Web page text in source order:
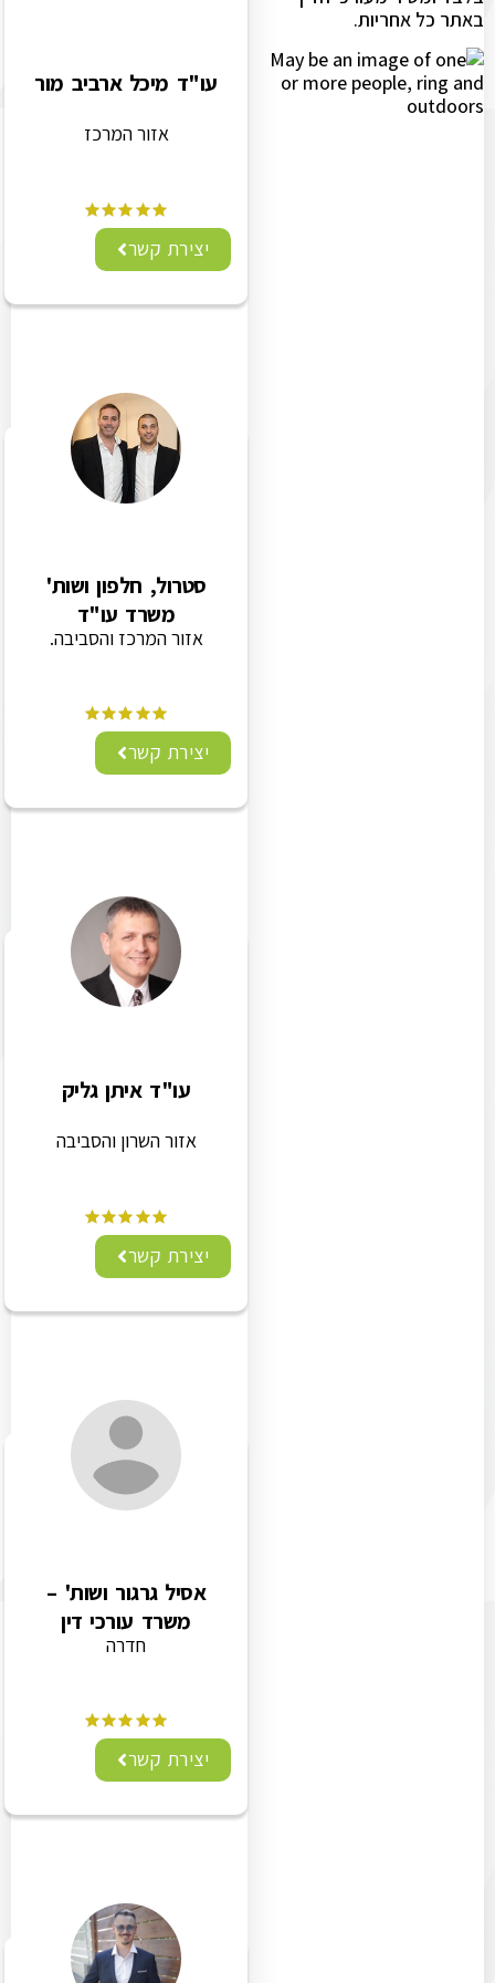
באתר כל אחריות.
עו"ד מיכל ארביב מור
אזור המרכז
יצירת קשר
סטרול, חלפון ושות'
משרד עו"ד
אזור המרכז והסביבה.
יצירת קשר
עו"ד איתן גליק
אזור השרון והסביבה
יצירת קשר
אסיל גרגור ושות' –
משרד עורכי דין
חדרה
יצירת קשר